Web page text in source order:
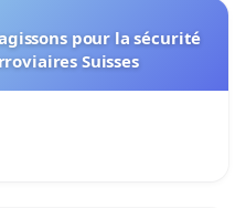
pour la sécurité
Suisses